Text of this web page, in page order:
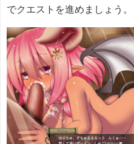
でクエストを進めましょう。